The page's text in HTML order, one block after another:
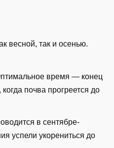
весной, так и осенью.
время — конец
почва прогреется до
в сентябре-
успели укорениться до